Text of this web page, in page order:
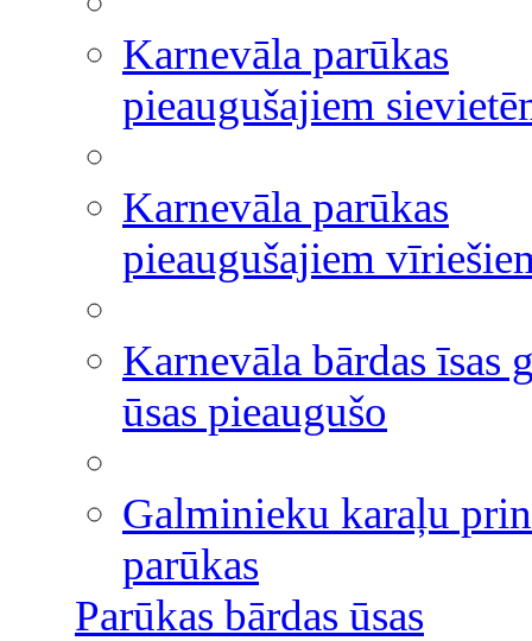
Karnevāla parūkas
pieaugušajiem
Karnevāla parūkas
pieaugušajiem
Karnevāla bārdas īsas
ūsas pieaugušo
Galminieku karaļu
parūkas
Parūkas bārdas ūsas